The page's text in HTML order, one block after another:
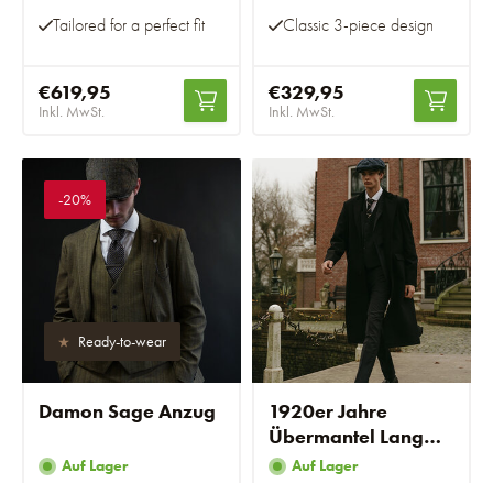
Tailored for a perfect fit
€619,95
Inkl. MwSt.
Classic 3-piece design
€329,95
Inkl. MwSt.
-20%
Ready-to-wear
Damon Sage Anzug
Auf Lager
1920er Jahre
Übermantel Lang
Schwarz/Rot
Auf Lager